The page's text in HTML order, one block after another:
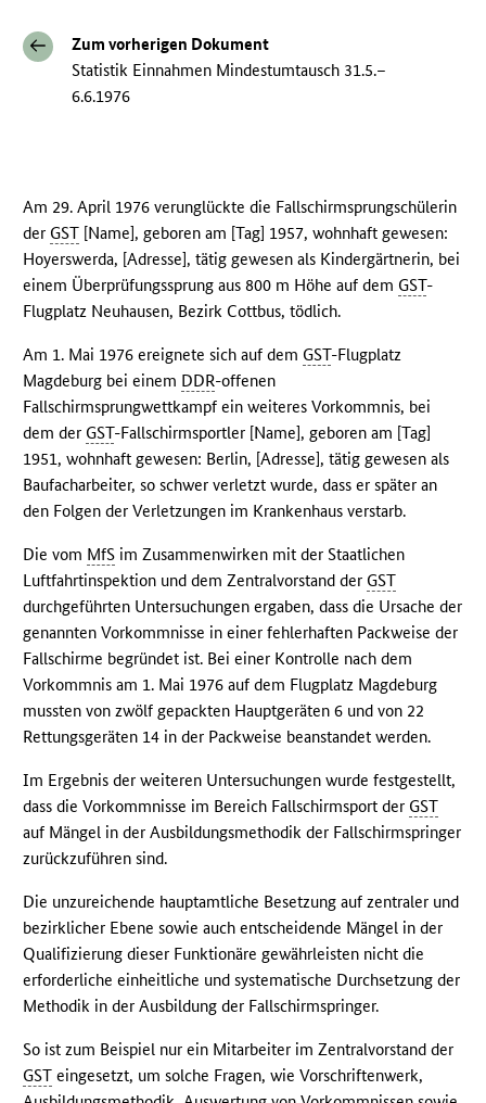
Zum vorherigen Dokument
Statistik Einnahmen Mindestumtausch 31.5.–
6.6.1976
Am 29. April 1976 verunglückte die Fallschirmsprungschülerin
der GST [Name], geboren am [Tag] 1957, wohnhaft gewesen:
Hoyerswerda, [Adresse], tätig gewesen als Kindergärtnerin, bei
einem Überprüfungssprung aus 800 m Höhe auf dem GST-
Flugplatz Neuhausen, Bezirk Cottbus, tödlich.
Am 1. Mai 1976 ereignete sich auf dem GST-Flugplatz
Magdeburg bei einem DDR-offenen
Fallschirmsprungwettkampf ein weiteres Vorkommnis, bei
dem der GST-Fallschirmsportler [Name], geboren am [Tag]
1951, wohnhaft gewesen: Berlin, [Adresse], tätig gewesen als
Baufacharbeiter, so schwer verletzt wurde, dass er später an
den Folgen der Verletzungen im Krankenhaus verstarb.
Die vom MfS im Zusammenwirken mit der Staatlichen
Luftfahrtinspektion und dem Zentralvorstand der GST
durchgeführten Untersuchungen ergaben, dass die Ursache der
genannten Vorkommnisse in einer fehlerhaften Packweise der
Fallschirme begründet ist. Bei einer Kontrolle nach dem
Vorkommnis am 1. Mai 1976 auf dem Flugplatz Magdeburg
mussten von zwölf gepackten Hauptgeräten 6 und von 22
Rettungsgeräten 14 in der Packweise beanstandet werden.
Im Ergebnis der weiteren Untersuchungen wurde festgestellt,
dass die Vorkommnisse im Bereich Fallschirmsport der GST
auf Mängel in der Ausbildungsmethodik der Fallschirmspringer
zurückzuführen sind.
Die unzureichende hauptamtliche Besetzung auf zentraler und
bezirklicher Ebene sowie auch entscheidende Mängel in der
Qualifizierung dieser Funktionäre gewährleisten nicht die
erforderliche einheitliche und systematische Durchsetzung der
Methodik in der Ausbildung der Fallschirmspringer.
So ist zum Beispiel nur ein Mitarbeiter im Zentralvorstand der
GST eingesetzt, um solche Fragen, wie Vorschriftenwerk,